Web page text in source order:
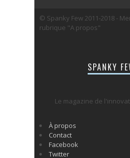
© Spanky Few 2011-2018 -
rubrique "A propos"
SPANKY
Le magazine de
À propos
Contact
Facebook
Twitter